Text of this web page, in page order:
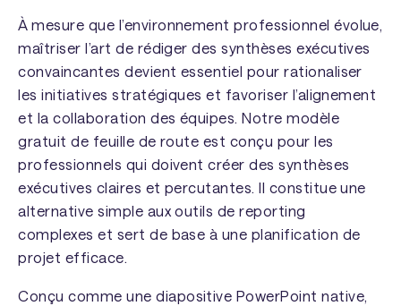
À mesure que l’environnement professionnel évolue,
maîtriser l’art de rédiger des synthèses exécutives
convaincantes devient essentiel pour rationaliser
les initiatives stratégiques et favoriser l’alignement
et la collaboration des équipes. Notre modèle
gratuit de feuille de route est conçu pour les
professionnels qui doivent créer des synthèses
exécutives claires et percutantes. Il constitue une
alternative simple aux outils de reporting
complexes et sert de base à une planification de
projet efficace.
Conçu comme une diapositive PowerPoint native,